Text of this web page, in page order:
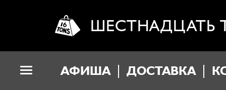
ШЕСТНАДЦАТЬ
АФИША ДОСТАВКА